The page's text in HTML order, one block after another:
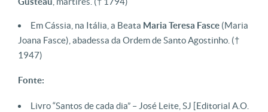
Em Cássia, na Itália, a Beata Maria Teresa Fasce (Maria
Joana Fasce), abadessa da Ordem de Santo Agostinho. (†
1947)
Fonte:
Livro “Santos de cada dia” – José Leite, SJ [Editorial A.O.